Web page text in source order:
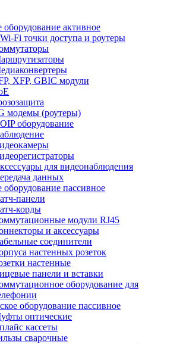
оборудование активное
Fi точки доступа и роутеры
XFP, GBIC модули
модемы (роутеры)
оборудование
для видеонаблюдения
данных
оборудование пассивное
панели
корды
модули RJ45
и аксессуары
соединители
настенных розеток
настенные
панели и вставки
оборудование для
оборудование пассивное
оптические
кассеты
сварочные